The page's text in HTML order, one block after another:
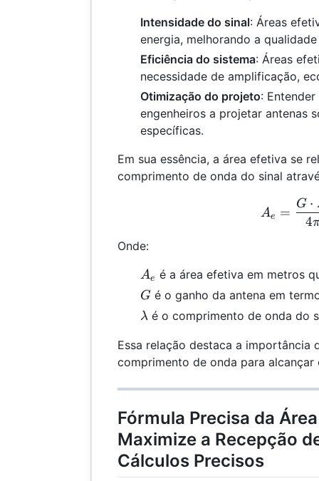
Intensidade do sinal: Áreas
energia, melhorando a
Eficiência do sistema: Áreas
necessidade de amplificação,
Otimização do projeto:
engenheiros a projetar antenas
específicas.
Em sua essência, a área efetiva se
comprimento de onda do sinal
Ae =
4
G ⋅
Onde:
A_e
Ae é a área efetiva em metros
G
G é o ganho da antena em
\lambda
λ é o comprimento de onda do
Essa relação destaca a importância
comprimento de onda para alcançar
Fórmula Precisa da
Maximize a Recepção
Cálculos Precisos